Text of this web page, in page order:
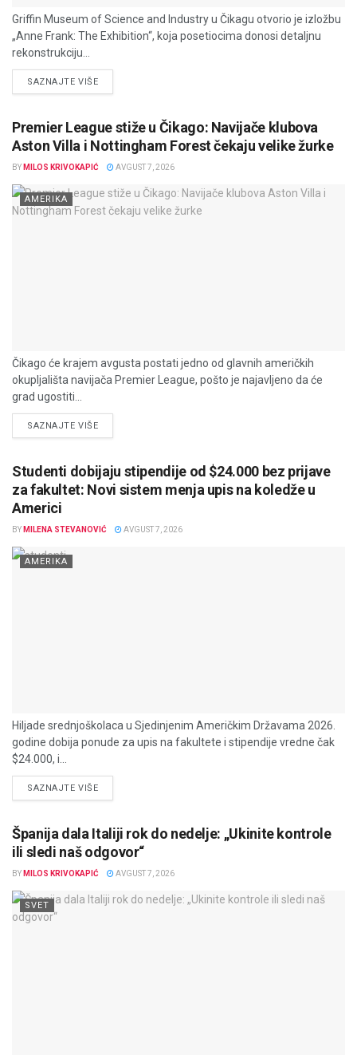
Griffin Museum of Science and Industry u Čikagu otvorio je izložbu
„Anne Frank: The Exhibition“, koja posetiocima donosi detaljnu
rekonstrukciju...
SAZNAJTE VIŠEDETAILS
Premier League stiže u Čikago: Navijače klubova
Aston Villa i Nottingham Forest čekaju velike žurke
BY MILOS KRIVOKAPIĆ AVGUST 7, 2026
AMERIKA
Čikago će krajem avgusta postati jedno od glavnih američkih
okupljališta navijača Premier League, pošto je najavljeno da će
grad ugostiti...
SAZNAJTE VIŠEDETAILS
Studenti dobijaju stipendije od $24.000 bez prijave
za fakultet: Novi sistem menja upis na koledže u
Americi
BY MILENA STEVANOVIĆ AVGUST 7, 2026
AMERIKA
Hiljade srednjoškolaca u Sjedinjenim Američkim Državama 2026.
godine dobija ponude za upis na fakultete i stipendije vredne čak
$24.000, i...
SAZNAJTE VIŠEDETAILS
Španija dala Italiji rok do nedelje: „Ukinite kontrole
ili sledi naš odgovor“
BY MILOS KRIVOKAPIĆ AVGUST 7, 2026
SVET